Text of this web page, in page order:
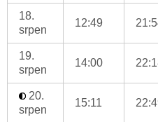
18.
srpen
12:49
19.
srpen
14:00
20.
srpen
15:11